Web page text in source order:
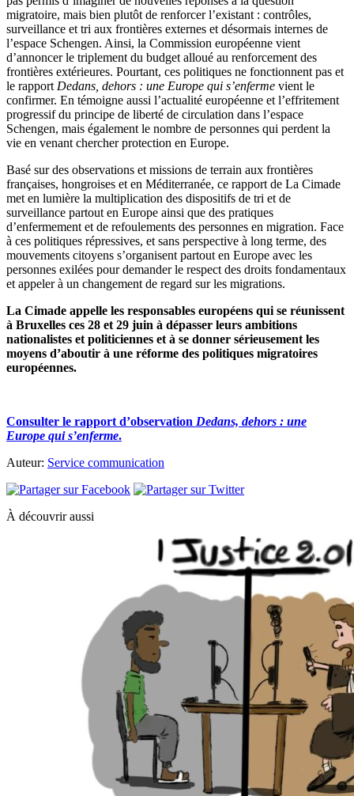
migratoire, mais bien plutôt de renforcer l’existant : contrôles,
surveillance et tri aux frontières externes et désormais internes de
l’espace Schengen. Ainsi, la Commission européenne vient
d’annoncer le triplement du budget alloué au renforcement des
frontières extérieures. Pourtant, ces politiques ne fonctionnent pas et
le rapport Dedans, dehors : une Europe qui s’enferme vient le
confirmer. En témoigne aussi l’actualité européenne et l’effritement
progressif du principe de liberté de circulation dans l’espace
Schengen, mais également le nombre de personnes qui perdent la
vie en venant chercher protection en Europe.
Basé sur des observations et missions de terrain aux frontières
françaises, hongroises et en Méditerranée, ce rapport de La Cimade
met en lumière la multiplication des dispositifs de tri et de
surveillance partout en Europe ainsi que des pratiques
d’enfermement et de refoulements des personnes en migration. Face
à ces politiques répressives, et sans perspective à long terme, des
mouvements citoyens s’organisent partout en Europe avec les
personnes exilées pour demander le respect des droits fondamentaux
et appeler à un changement de regard sur les migrations.
La Cimade appelle les responsables européens qui se réunissent
à Bruxelles ces 28 et 29 juin à dépasser leurs ambitions
nationalistes et politiciennes et à se donner sérieusement les
moyens d’aboutir à une réforme des politiques migratoires
européennes.
Consulter le rapport d’observation Dedans, dehors : une
Europe qui s’enferme.
Auteur: Service communication
À découvrir aussi